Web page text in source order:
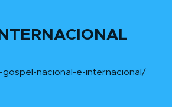
nacional-e-internacional/